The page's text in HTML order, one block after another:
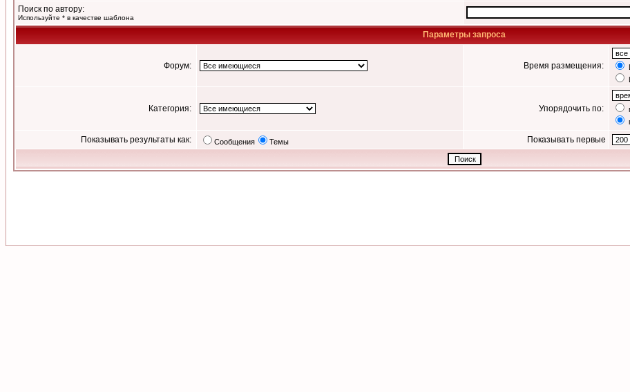
Поиск по автору:
Используйте * в качестве шаблона
Параметры запроса
Форум: Время размещения:
Категория: Упорядочить по:
Показывать результаты как: Сообщения Темы Показывать первые